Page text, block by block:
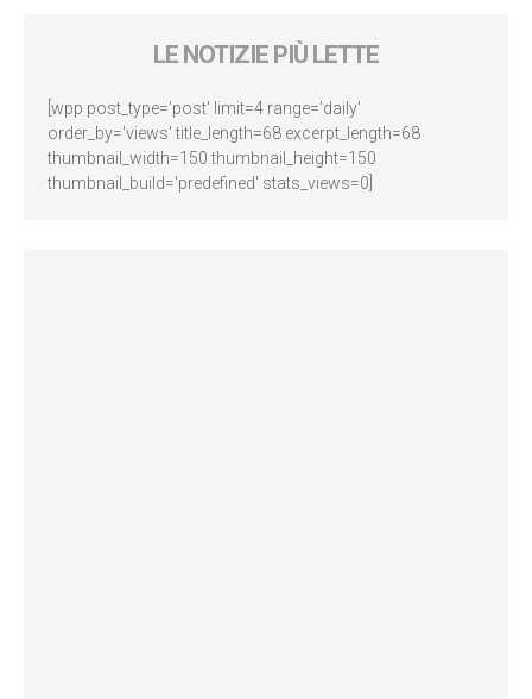
LE NOTIZIE PIÙ LETTE
[wpp post_type='post' limit=4 range='daily'
order_by='views' title_length=68 excerpt_length=68
thumbnail_width=150 thumbnail_height=150
thumbnail_build='predefined' stats_views=0]